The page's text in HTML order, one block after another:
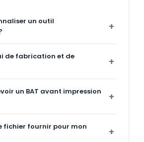
un outil
de fabrication et de
un BAT avant impression
fichier fournir pour mon